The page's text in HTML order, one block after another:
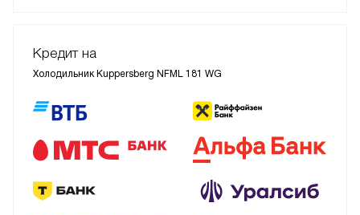
Кредит на
Холодильник Kuppersberg NFML 181 WG